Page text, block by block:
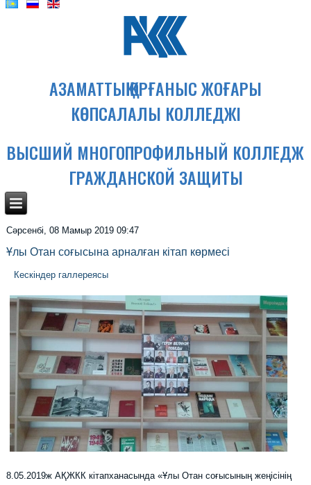
АЗАМАТТЫҚ ҚОРҒАНЫС ЖОҒАРЫ
КӨПСАЛАЛЫ КОЛЛЕДЖІ
ВЫСШИЙ МНОГОПРОФИЛЬНЫЙ КОЛЛЕДЖ
ГРАЖДАНСКОЙ ЗАЩИТЫ
Сәрсенбі, 08 Мамыр 2019 09:47
Ұлы Отан соғысына арналған кітап көрмесі
Кескіндер галлереясы
8.05.2019ж АҚЖКК кітапханасында «Ұлы Отан соғысының жеңісінің